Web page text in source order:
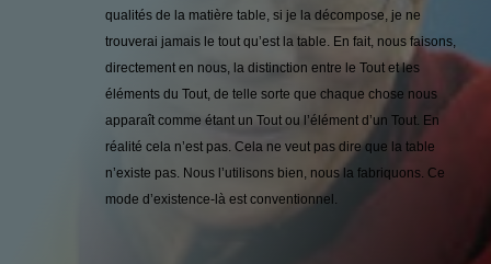
qualités de la matière table, si je la décompose, je ne
trouverai jamais le tout qu’est la table. En fait, nous faisons,
directement en nous, la distinction entre le Tout et les
éléments du Tout, de telle sorte que chaque chose nous
apparaît comme étant un Tout ou l’élément d’un Tout. En
réalité cela n’est pas. Cela ne veut pas dire que la table
n’existe pas. Nous l’utilisons bien, nous la fabriquons. Ce
mode d’existence-là est conventionnel.